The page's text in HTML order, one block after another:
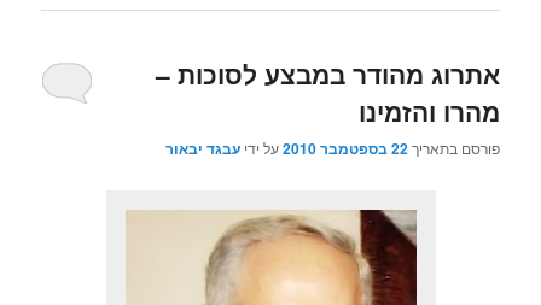
אתרוג מהודר במבצע לסוכות –
מהרו והזמינו
פורסם בתאריך22 בספטמבר 2010 על ידיעבגד יבאור